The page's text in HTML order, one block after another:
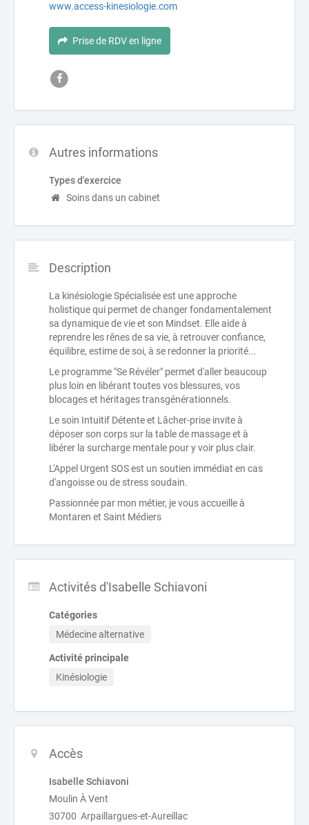
www.access-kinesiologie.com
Prise de RDV en ligne
Autres informations
Types d'exercice
Soins dans un cabinet
Description
La kinésiologie Spécialisée est une approche
holistique qui permet de changer fondamentalement
sa dynamique de vie et son Mindset. Elle aide à
reprendre les rênes de sa vie, à retrouver confiance,
équilibre, estime de soi, à se redonner la priorité...
Le programme "Se Révéler" permet d'aller beaucoup
plus loin en libérant toutes vos blessures, vos
blocages et héritages transgénérationnels.
Le soin Intuitif Détente et Lâcher-prise invite à
déposer son corps sur la table de massage et à
libérer la surcharge mentale pour y voir plus clair.
L'Appel Urgent SOS est un soutien immédiat en cas
d'angoisse ou de stress soudain.
Passionnée par mon métier, je vous accueille à
Montaren et Saint Médiers
Activités d'Isabelle Schiavoni
Catégories
Médecine alternative
Activité principale
Kinésiologie
Accès
Isabelle Schiavoni
Moulin À Vent
30700 Arpaillargues-et-Aureillac